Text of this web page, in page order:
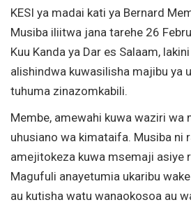
KESI ya madai kati ya Bernard
Musiba iliitwa jana tarehe 26
Kuu Kanda ya Dar es Salaam,
alishindwa kuwasilisha majibu ya
tuhuma zinazomkabili.
Membe, amewahi kuwa waziri wa
uhusiano wa kimataifa. Musiba ni
amejitokeza kuwa msemaji asiye
Magufuli anayetumia ukaribu
au kutisha watu wanaokosoa au